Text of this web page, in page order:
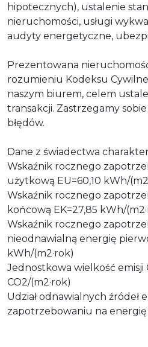
hipotecznych), ustalenie
nieruchomości, usługi
audyty energetyczne,
​Prezentowana
rozumieniu Kodeksu
naszym biurem, celem
transakcji. Zastrzegamy
błędów.
Dane z świadectwa
Wskaźnik rocznego
użytkową EU=60,10 kWh/
Wskaźnik rocznego
końcową EK=27,85 kWh/
Wskaźnik rocznego
nieodnawialną energię
kWh/(m2·rok)
Jednostkowa wielkość emisji
CO2/(m2·rok)
Udział odnawialnych źródeł
zapotrzebowaniu na energię